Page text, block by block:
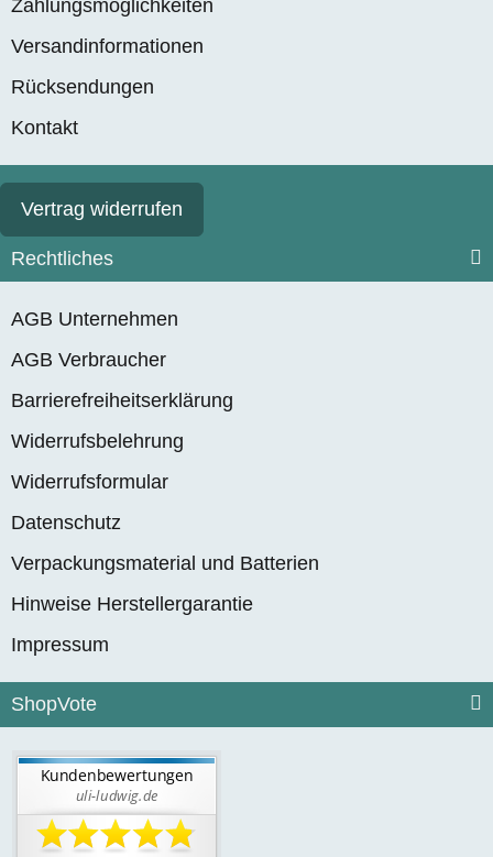
Zahlungsmöglichkeiten
Versandinformationen
Rücksendungen
Kontakt
Vertrag widerrufen
Rechtliches
AGB Unternehmen
AGB Verbraucher
Barrierefreiheitserklärung
Widerrufsbelehrung
Widerrufsformular
Datenschutz
Verpackungsmaterial und Batterien
Hinweise Herstellergarantie
Impressum
ShopVote